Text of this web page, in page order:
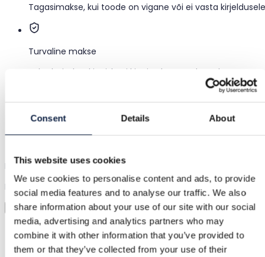
Consent Details About
This website uses cookies
We use cookies to personalise content and ads, to provide
social media features and to analyse our traffic. We also
share information about your use of our site with our social
media, advertising and analytics partners who may
combine it with other information that you’ve provided to
them or that they’ve collected from your use of their
Tagasimakse, kui toode on vigane või ei vasta kirjeldusele
Turvaline makse
Raha hoitakse kinni, kuni kinnitad, et toode on korras.
Tugi
Kiire abi, kui seda vajad
Proovi enne kui ostad
Laadi lihtsalt pilt üles ja proovi kõik selga
Virtuaalne proovimine
Kategooria
Kodu/Kodukaunistused/ Muud dekoratsioonid